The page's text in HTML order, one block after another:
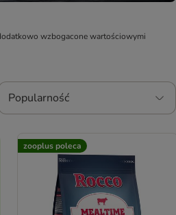
wzbogacone wartościowymi
Popularność
zooplus poleca